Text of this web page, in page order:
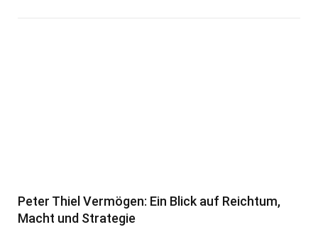
Peter Thiel Vermögen: Ein Blick auf Reichtum,
Macht und Strategie